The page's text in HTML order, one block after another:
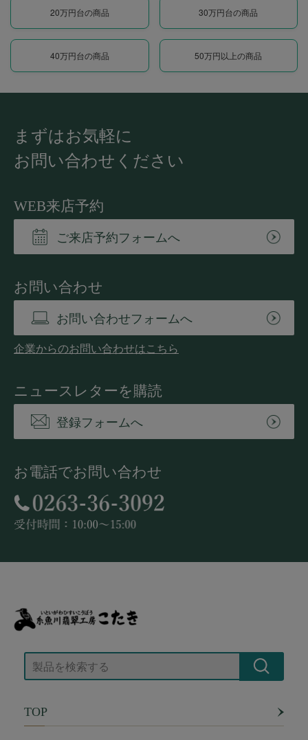
20万円台の商品 30万円台の商品
40万円台の商品 50万円以上の商品
まずはお気軽に
お問い合わせください
WEB来店予約
ご来店予約フォームへ
お問い合わせ
お問い合わせフォームへ
企業からのお問い合わせはこちら
ニュースレターを購読
登録フォームへ
お電話でお問い合わせ
TOP